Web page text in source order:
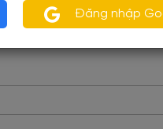
Đăng nhập